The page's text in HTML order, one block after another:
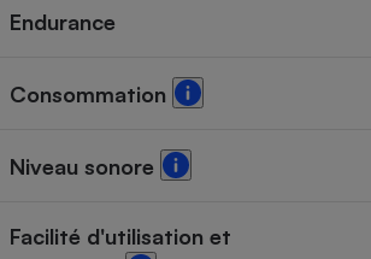
Endurance
Consommation
Niveau sonore
Facilité d'utilisation et